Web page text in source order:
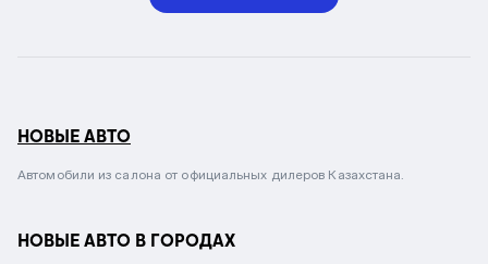
НОВЫЕ АВТО
Автомобили из салона от официальных дилеров Казахстана.
НОВЫЕ АВТО В ГОРОДАХ